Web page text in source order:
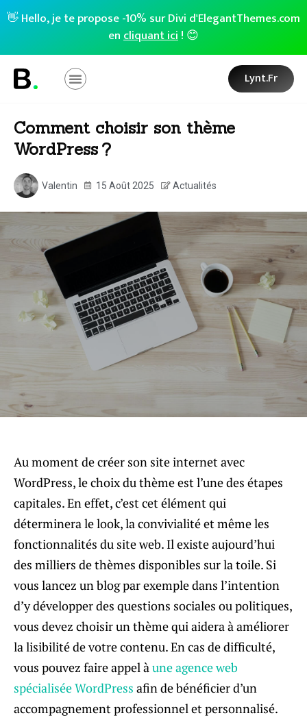
👋 Hello, je te propose -10% sur Divi d'ElegantThemes.com
encliquant ici! 😊
Lynt.fr
Comment choisir son thème
WordPress ?
Valentin 15 Août 2025 Actualités
Au moment de créer son site internet avec
WordPress, le choix du thème est l’une des étapes
capitales. En effet, c’est cet élément qui
déterminera le look, la convivialité et même les
fonctionnalités du site web. Il existe aujourd’hui
des milliers de thèmes disponibles sur la toile. Si
vous lancez un blog par exemple dans l’intention
d’y développer des questions sociales ou politiques,
vous devez choisir un thème qui aidera à améliorer
la lisibilité de votre contenu. En cas de difficulté,
vous pouvez faire appel àune agence web
spécialisée WordPress afin de bénéficier d’un
accompagnement professionnel et personnalisé.